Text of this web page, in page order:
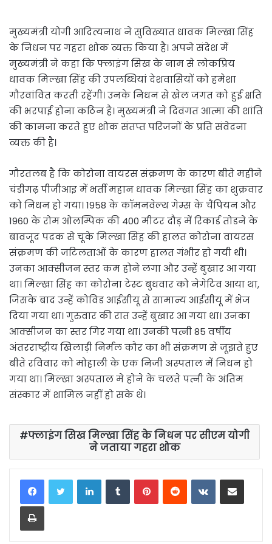
मुख्यमंत्री योगी आदित्यनाथ ने सुविख्यात धावक मिल्खा सिंह
के निधन पर गहरा शोक व्यक्त किया है। अपने संदेश में
मुख्यमंत्री ने कहा कि फ्लाइंग सिख के नाम से लोकप्रिय
धावक मिल्खा सिंह की उपलब्धियां देशवासियों को हमेशा
गौरवांवित करती रहेंगी। उनके निधन से खेल जगत को हुई क्षति
की भरपाई होना कठिन है। मुख्यमंत्री ने दिवंगत आत्मा की शांति
की कामना करते हुए शोक संतप्त परिजनों के प्रति संवेदना
व्यक्त की है।
गौरतलब है कि कोरोना वायरस संक्रमण के कारण बीते महीने
चंडीगढ़ पीजीआइ में भर्ती महान धावक मिल्खा सिंह का शुक्रवार
को निधन हो गया। 1958 के कॉमनवेल्थ गेम्स के चैंपियन और
1960 के रोम ओलम्पिक की 400 मीटर दौड़ में रिकार्ड तोडने के
बावजूद पदक से चूके मिल्खा सिंह की हालत कोरोना वायरस
संक्रमण की जटिलताओं के कारण हालत गंभीर हो गयी थी।
उनका आक्सीजन स्तर कम होने लगा और उन्हें बुखार आ गया
था। मिल्खा सिंह का कोरोना टेस्ट बुधवार को नेगेटिव आया था,
जिसके बाद उन्हें कोविड आईसीयू से सामान्य आईसीयू में भेज
दिया गया था। गुरुवार की रात उन्हें बुखार आ गया था। उनका
आक्सीजन का स्तर गिर गया था। उनकी पत्नी 85 वर्षीय
अंतरराष्ट्रीय खिलाड़ी निर्मल कौर का भी संक्रमण से जूझते हुए
बीते रविवार को मोहाली के एक निजी अस्पताल में निधन हो
गया था। मिल्खा अस्पताल मे होने के चलते पत्नी के अंतिम
संस्कार में शामिल नहीं हो सके थे।
फ्लाइंग सिख मिल्खा सिंह के निधन पर सीएम योगी
ने जताया गहरा शोक
LinkedInTumblrPinterestReddit VKontakteShare via Email
Print